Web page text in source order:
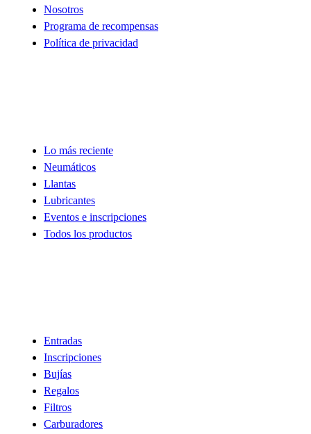
Nosotros
Programa de recompensas
Política de privacidad
Lo más reciente
Neumáticos
Llantas
Lubricantes
Eventos e inscripciones
Todos los productos
Entradas
Inscripciones
Bujías
Regalos
Filtros
Carburadores